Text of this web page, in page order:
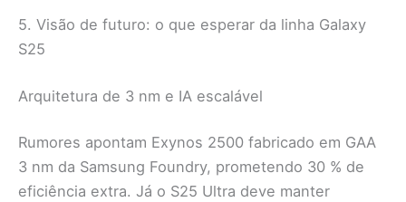
5. Visão de futuro: o que esperar da linha Galaxy
S25
Arquitetura de 3 nm e IA escalável
Rumores apontam Exynos 2500 fabricado em GAA
3 nm da Samsung Foundry, prometendo 30 % de
eficiência extra. Já o S25 Ultra deve manter